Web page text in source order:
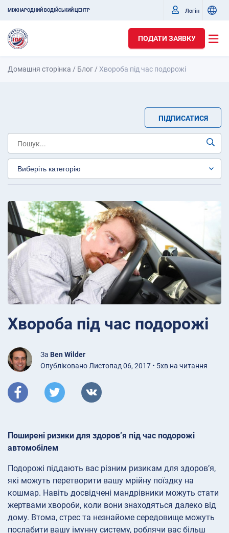
МІЖНАРОДНИЙ ВОДІЙСЬКИЙ ЦЕНТР Логін
ПОДАТИ ЗАЯВКУ
Домашня сторінка / Блог / Хвороба під час подорожі
ПІДПИСАТИСЯ
Хвороба під час подорожі
За Ben Wilder
Опубліковано Листопад 06, 2017 • 5хв на читання
Поширені ризики для здоров’я під час подорожі
автомобілем
Подорожі піддають вас різним ризикам для здоров’я,
які можуть перетворити вашу мрійну поїздку на
кошмар. Навіть досвідчені мандрівники можуть стати
жертвами хвороби, коли вони знаходяться далеко від
дому. Втома, стрес та незнайоме середовище можуть
послабити вашу імунну систему, роблячи вас більш